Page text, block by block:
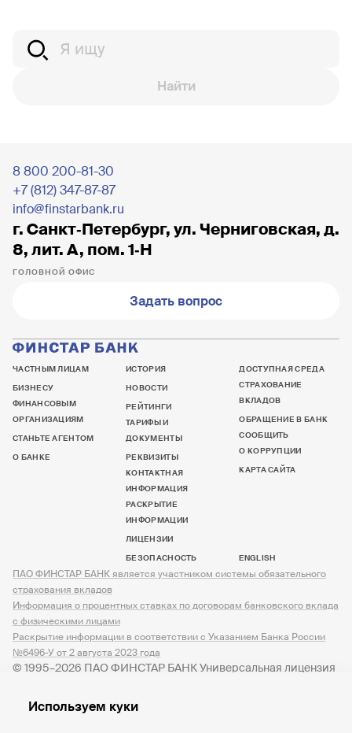
Найти
8 800 200-81-30
+7 (812) 347-87-87
info@finstarbank.ru
г. Санкт‐Петербург, ул. Черниговская, д.
8, лит. А, пом. 1‐Н
ГОЛОВНОЙ ОФИС
Задать вопрос
ЧАСТНЫМ ЛИЦАМ
БИЗНЕСУ
ФИНАНСОВЫМ
ОРГАНИЗАЦИЯМ
СТАНЬТЕ АГЕНТОМ
О БАНКЕ
ИСТОРИЯ
НОВОСТИ
РЕЙТИНГИ
ТАРИФЫ И
ДОКУМЕНТЫ
РЕКВИЗИТЫ
КОНТАКТНАЯ
ИНФОРМАЦИЯ
РАСКРЫТИЕ
ИНФОРМАЦИИ
ЛИЦЕНЗИИ
БЕЗОПАСНОСТЬ
ДОСТУПНАЯ СРЕДА
СТРАХОВАНИЕ
ВКЛАДОВ
ОБРАЩЕНИЕ В БАНК
СООБЩИТЬ
О КОРРУПЦИИ
КАРТА САЙТА
ENGLISH
© 1995–2026 ПАО ФИНСТАР БАНК Универсальная лицензия
ПАО ФИНСТАР БАНК является участником системы обязательного
страхования вкладов
Информация о процентных ставках по договорам банковского вклада
с физическими лицами
Раскрытие информации в соответствии с Указанием Банка России
№6496-У от 2 августа 2023 года
Используем куки